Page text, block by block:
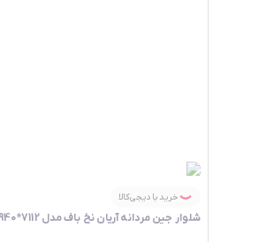
خرید با دیجی‌کالا
شلوار جین مردانه آریان نخ باف مدل 7112*940